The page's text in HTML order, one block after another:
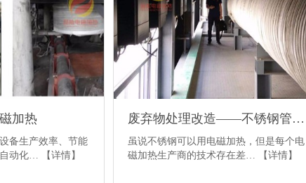
加热
备生产效率、节能
自动化…
【详情】
废弃物处理改造——不锈钢管道电磁加热
虽说不锈钢可以用电磁加热，但是每个电
磁加热生产商的技术存在差…
【详情】